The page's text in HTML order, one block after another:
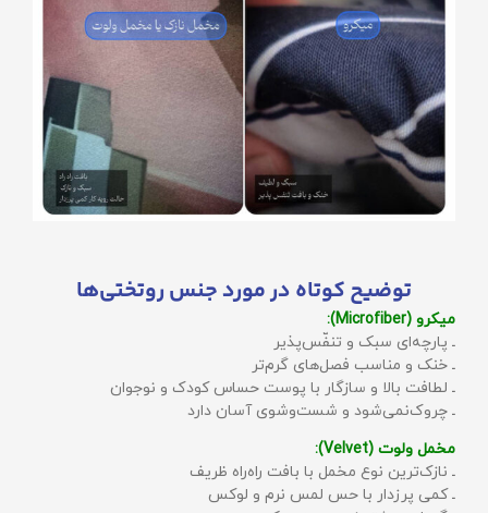
توضیح کوتاه در مورد جنس روتختی‌ها
میکرو (Microfiber):
ـ پارچه‌ای سبک و تنفّس‌پذیر
ـ خنک و مناسب فصل‌های گرم‌تر
ـ لطافت بالا و سازگار با پوست حساس کودک و نوجوان
ـ چروک‌نمی‌شود و شست‌وشوی آسان دارد
مخمل ولوت (Velvet):
ـ نازک‌ترین نوع مخمل با بافت راه‌راه ظریف
ـ کمی پرزدار با حس لمس نرم و لوکس